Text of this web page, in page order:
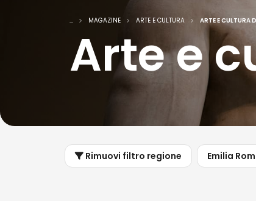
... MAGAZINE ARTE E CULTURA ARTE E CULTURA
Arte e
Rimuovi filtro regione Emilia